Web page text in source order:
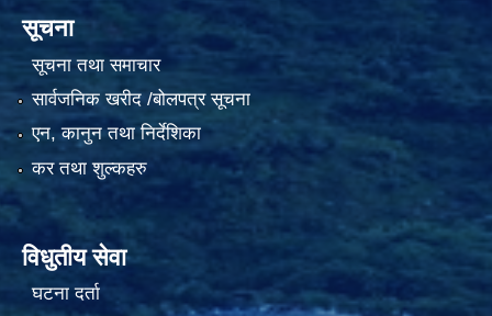
सूचना
सूचना तथा समाचार
सार्वजनिक खरीद /बोलपत्र सूचना
एन, कानुन तथा निर्देशिका
कर तथा शुल्कहरु
विधुतीय सेवा
घटना दर्ता